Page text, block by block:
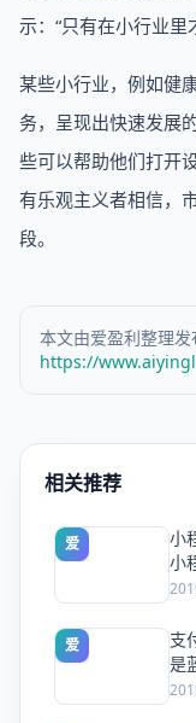
示：“只有在小行业里
某些小行业，例如健
务，呈现出快速发展
些可以帮助他们打开
有乐观主义者相信，
段。
本文由爱盈利整理发
https://
相关推荐
爱
小
小
爱
支
是